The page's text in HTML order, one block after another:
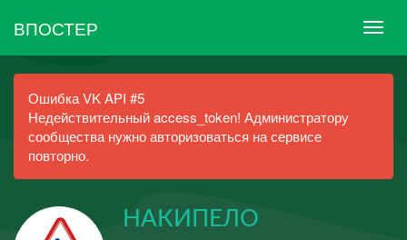
ВПОСТЕР
Ошибка VK API #5
Недействительный access_token! Администратору
сообщества нужно авторизоваться на сервисе
повторно.
НАКИПЕЛО